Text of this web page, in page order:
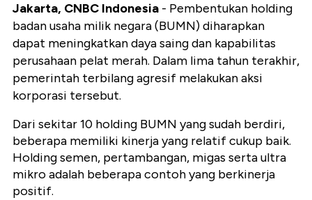
Jakarta, CNBC Indonesia - Pembentukan holding
badan usaha milik negara (BUMN) diharapkan
dapat meningkatkan daya saing dan kapabilitas
perusahaan pelat merah. Dalam lima tahun terakhir,
pemerintah terbilang agresif melakukan aksi
korporasi tersebut.
Dari sekitar 10 holding BUMN yang sudah berdiri,
beberapa memiliki kinerja yang relatif cukup baik.
Holding semen, pertambangan, migas serta ultra
mikro adalah beberapa contoh yang berkinerja
positif.